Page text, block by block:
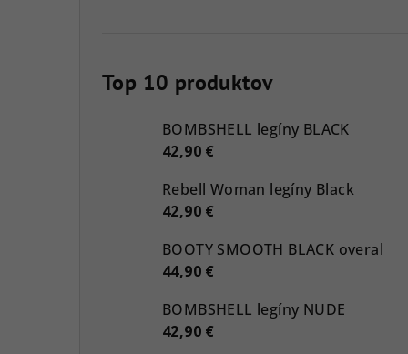
Top 10 produktov
BOMBSHELL legíny BLACK
42,90 €
Rebell Woman legíny Black
42,90 €
BOOTY SMOOTH BLACK overal
44,90 €
BOMBSHELL legíny NUDE
42,90 €